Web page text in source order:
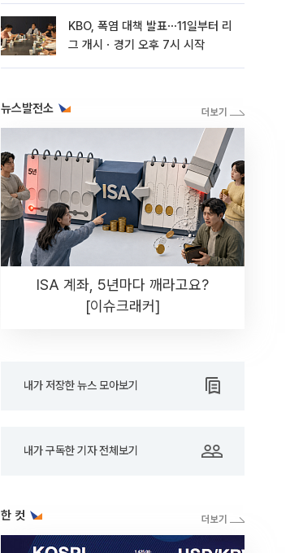
KBO, 폭염 대책 발표⋯11일부터 리
그 개시ㆍ경기 오후 7시 시작
뉴스발전소
ISA 계좌, 5년마다 깨라고요?
[이슈크래커]
내가 저장한 뉴스 모아보기
내가 구독한 기자 전체보기
한 컷